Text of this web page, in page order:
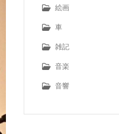
絵画
車
雑記
音楽
音響